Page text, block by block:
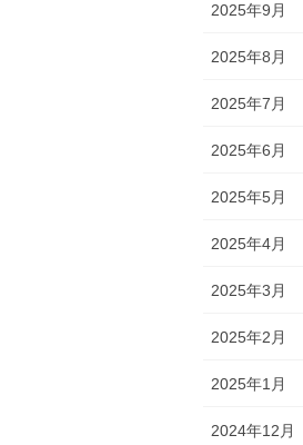
2025年9月
2025年8月
2025年7月
2025年6月
2025年5月
2025年4月
2025年3月
2025年2月
2025年1月
2024年12月